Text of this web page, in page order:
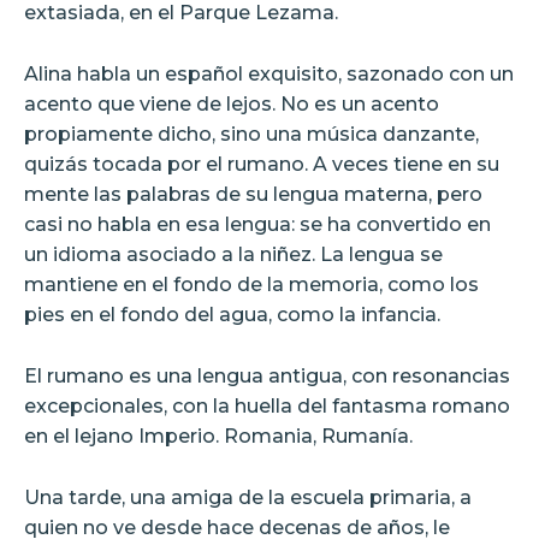
extasiada, en el Parque Lezama.
Alina habla un español exquisito, sazonado con un
acento que viene de lejos. No es un acento
propiamente dicho, sino una música danzante,
quizás tocada por el rumano. A veces tiene en su
mente las palabras de su lengua materna, pero
casi no habla en esa lengua: se ha convertido en
un idioma asociado a la niñez. La lengua se
mantiene en el fondo de la memoria, como los
pies en el fondo del agua, como la infancia.
El rumano es una lengua antigua, con resonancias
excepcionales, con la huella del fantasma romano
en el lejano Imperio. Romania, Rumanía.
Una tarde, una amiga de la escuela primaria, a
quien no ve desde hace decenas de años, le